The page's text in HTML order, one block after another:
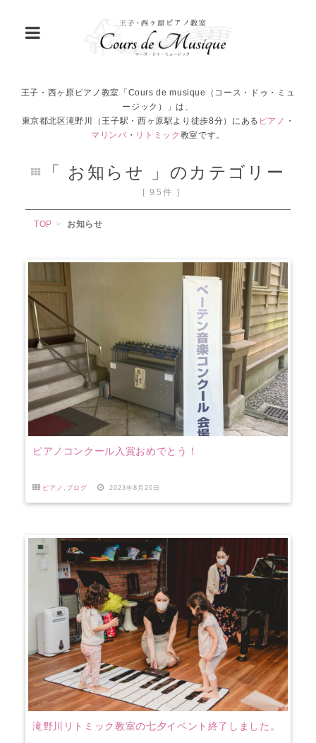
王子・西ヶ原ピアノ教室「Cours de musique（コース・ドゥ・ミュ
ージック）」は、
東京都北区滝野川（王子駅・西ヶ原駅より徒歩8分）にある ピアノ ・
マリンバ ・ リトミック 教室です。
「 お知らせ 」のカテゴリー
[ 95件 ]
TOP お知らせ
ピアノコンクール入賞おめでとう！
ピアノ , ブログ 2023年8月20日
滝野川リトミック教室の七夕イベント終了しました。